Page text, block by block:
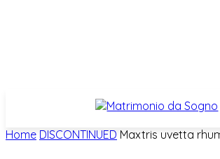
Home DISCONTINUED Maxtris uvetta